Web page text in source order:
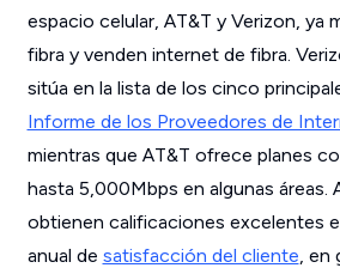
espacio celular, AT&T y Verizon, ya
fibra y venden internet de fibra.
sitúa en la lista de los cinco
Informe de los Proveedores de
mientras que AT&T ofrece planes
hasta 5,000Mbps en algunas áreas.
obtienen calificaciones excelentes
anual de satisfacción del cliente, en